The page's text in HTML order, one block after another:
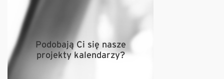
Podobają Ci się nasze
projekty kalendarzy?